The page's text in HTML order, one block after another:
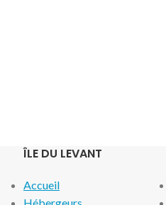
ÎLE DU LEVANT
Accueil